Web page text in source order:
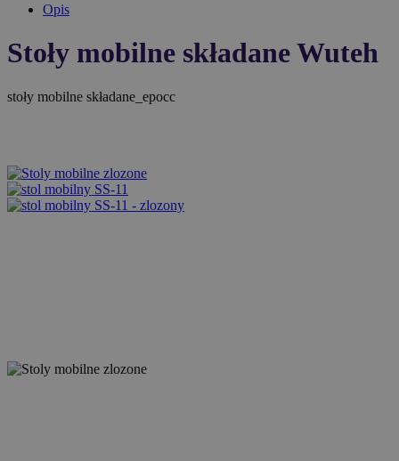
Opis
Stoły mobilne składane Wuteh
stoły mobilne składane_epocc